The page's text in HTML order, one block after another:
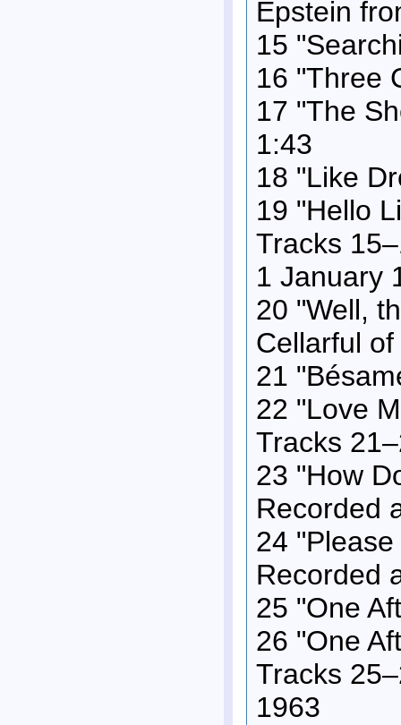
Epstein
15
16 "Three
17 "The
1:43
18 "Like
19 "Hello
Tracks
1 January
20 "Well,
Cellarful
21
22 "Love
Tracks
23 "How
Recorded
24
Recorded
25 "One
26 "One
Tracks
1963